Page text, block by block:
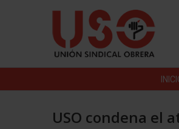
USO condena el